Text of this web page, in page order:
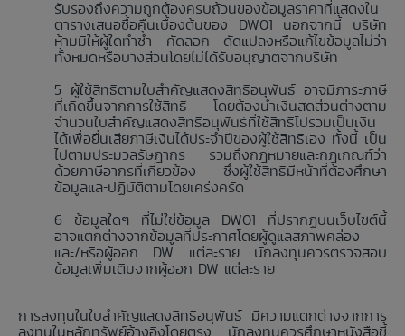
รับรองถึงความถูกต้องครบถ้วนของข้อมูลราคาที่แสดงใน
ตารางเสนอซื้อคืนเบื้องต้นของ DW01 นอกจากนี้ บริษัท
ห้ามมิให้ผู้ใดทำซ้ำ คัดลอก ดัดแปลงหรือแก้ไขข้อมูลไม่ว่า
ทั้งหมดหรือบางส่วนโดยไม่ได้รับอนุญาตจากบริษัท
ผู้ใช้สิทธิตามใบสำคัญแสดงสิทธิอนุพันธ์ อาจมีภาระภาษี
ที่เกิดขึ้นจากการใช้สิทธิ โดยต้องนำเงินสดส่วนต่างตาม
จำนวนใบสำคัญแสดงสิทธิอนุพันธ์ที่ใช้สิทธิไปรวมเป็นเงิน
ได้เพื่อยื่นเสียภาษีเงินได้ประจำปีของผู้ใช้สิทธิเอง ทั้งนี้ เป็น
ไปตามประมวลรัษฎากร รวมถึงกฎหมายและกฎเกณฑ์ว่า
ด้วยภาษีอากรที่เกี่ยวข้อง ซึ่งผู้ใช้สิทธิมีหน้าที่ต้องศึกษา
ข้อมูลและปฏิบัติตามโดยเคร่งครัด
ข้อมูลใดๆ ที่ไม่ใช่ข้อมูล DW01 ที่ปรากฏบนเว็บไซต์นี้
อาจแตกต่างจากข้อมูลที่ประกาศโดยผู้ดูแลสภาพคล่อง
และ/หรือผู้ออก DW แต่ละราย นักลงทุนควรตรวจสอบ
ข้อมูลเพิ่มเติมจากผู้ออก DW แต่ละราย
การลงทุนในใบสำคัญแสดงสิทธิอนุพันธ์ มีความแตกต่างจากการ
ลงทุนในหลักทรัพย์อ้างอิงโดยตรง นักลงทุนควรศึกษาหนังสือชี้